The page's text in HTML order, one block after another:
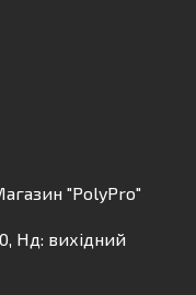
"PolyPro"
Нд: вихідний